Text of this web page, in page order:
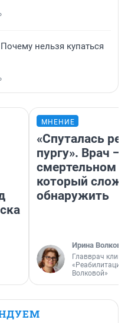
нельзя купаться
МНЕНИЕ
«Спуталась
пургу». Врач —
смертельном
который
обнаружить
Ирина Волкова
Главврач
«Реабилитация
Волковой»